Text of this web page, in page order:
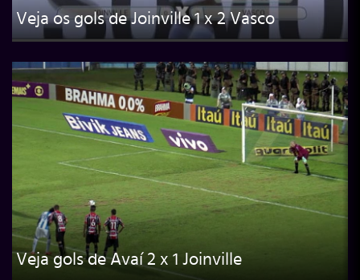
Veja os gols de Joinville 1 x 2 Vasco
Veja gols de Avaí 2 x 1 Joinville